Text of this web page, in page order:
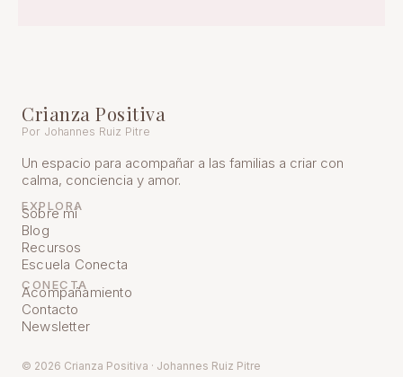
Crianza Positiva
Por Johannes Ruiz Pitre
Un espacio para acompañar a las familias a criar con
calma, conciencia y amor.
EXPLORA
Sobre mí
Blog
Recursos
Escuela Conecta
CONECTA
Acompañamiento
Contacto
Newsletter
© 2026 Crianza Positiva · Johannes Ruiz Pitre